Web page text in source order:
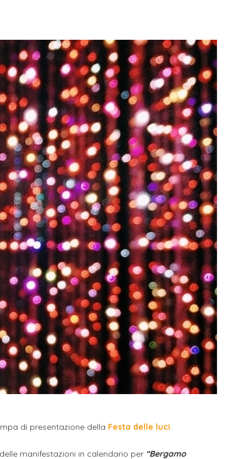
di presentazione della Festa delle luci.
manifestazioni in calendario per “Bergamo